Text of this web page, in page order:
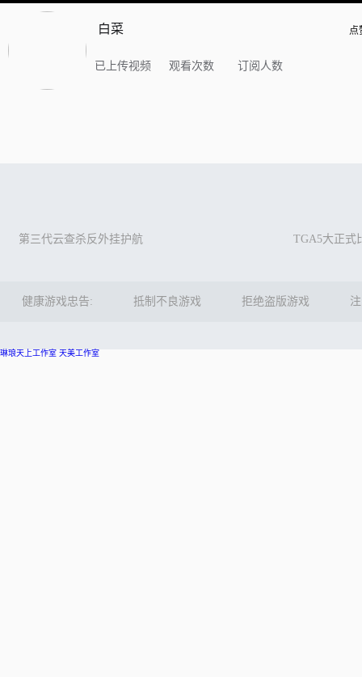
白菜
已上传视频 观看次数 订阅人数
点
第三代云查杀反外挂护航 TGA5大正式
健康游戏忠告: 抵制不良游戏 拒绝盗版游戏
琳琅天上工作室 天美工作室